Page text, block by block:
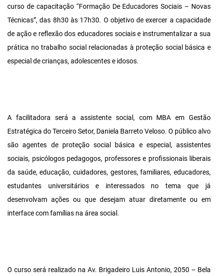
curso de capacitação “Formação De Educadores Sociais – Novas
Técnicas”, das 8h30 às 17h30. O objetivo de exercer a capacidade
de ação e reflexão dos educadores sociais e instrumentalizar a sua
prática no trabalho social relacionadas à proteção social básica e
especial de crianças, adolescentes e idosos.
A facilitadora será a assistente social, com MBA em Gestão
Estratégica do Terceiro Setor, Daniela Barreto Veloso. O público alvo
são agentes de proteção social básica e especial, assistentes
sociais, psicólogos pedagogos, professores e profissionais liberais
da saúde, educação, cuidadores, gestores, familiares, educadores,
estudantes universitários e interessados no tema que já
desenvolvam ações ou que desejam atuar diretamente ou em
interface com famílias na área social.
O curso será realizado na Av. Brigadeiro Luis Antonio, 2050 – Bela